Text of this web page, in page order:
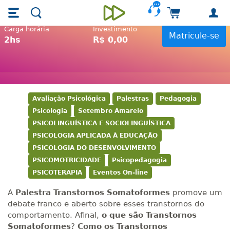
Skip main navigation
Skip to main content
Unieducar
Carrinho de
Palestra Transtornos
Carga horária
2hs
Investimento
R$ 0,00 Matricule-se
Avaliação Psicológica Palestras
Pedagogia
Psicologia
Setembro Amarelo
PSICOLINGUÍSTICA E SOCIOLINGUÍSTICA
PSICOLOGIA APLICADA À EDUCAÇÃO
PSICOLOGIA DO DESENVOLVIMENTO
PSICOMOTRICIDADE
Psicopedagogia
PSICOTERAPIA
Eventos On-line
A Palestra Transtornos Somatoformes promove um
debate franco e aberto sobre esses transtornos do
comportamento. Afinal, o que são Transtornos
Somatoformes? Como os Transtornos